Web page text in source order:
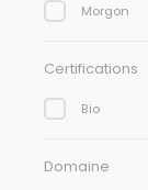
Morgon
Certifications
Bio
Domaine